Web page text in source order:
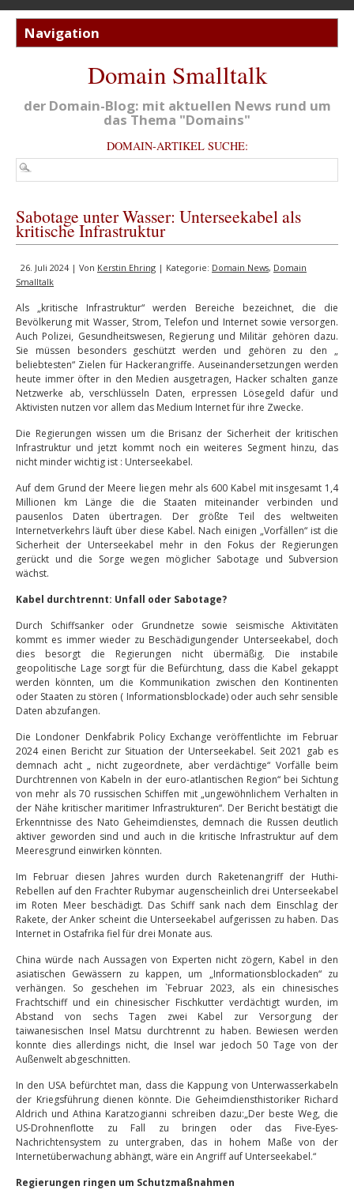
Domain Smalltalk
der Domain-Blog: mit aktuellen News rund um
das Thema "Domains"
DOMAIN-ARTIKEL SUCHE:
Sabotage unter Wasser: Unterseekabel als
kritische Infrastruktur
26. Juli 2024 | Von Kerstin Ehring | Kategorie: Domain News, Domain
Smalltalk
Als „kritische Infrastruktur“ werden Bereiche bezeichnet, die die
Bevölkerung mit Wasser, Strom, Telefon und Internet sowie versorgen.
Auch Polizei, Gesundheitswesen, Regierung und Militär gehören dazu.
Sie müssen besonders geschützt werden und gehören zu den „
beliebtesten“ Zielen für Hackerangriffe. Auseinandersetzungen werden
heute immer öfter in den Medien ausgetragen, Hacker schalten ganze
Netzwerke ab, verschlüsseln Daten, erpressen Lösegeld dafür und
Aktivisten nutzen vor allem das Medium Internet für ihre Zwecke.
Die Regierungen wissen um die Brisanz der Sicherheit der kritischen
Infrastruktur und jetzt kommt noch ein weiteres Segment hinzu, das
nicht minder wichtig ist : Unterseekabel.
Auf dem Grund der Meere liegen mehr als 600 Kabel mit insgesamt 1,4
Millionen km Länge die die Staaten miteinander verbinden und
pausenlos Daten übertragen. Der größte Teil des weltweiten
Internetverkehrs läuft über diese Kabel. Nach einigen „Vorfällen“ ist die
Sicherheit der Unterseekabel mehr in den Fokus der Regierungen
gerückt und die Sorge wegen möglicher Sabotage und Subversion
wächst.
Kabel durchtrennt: Unfall oder Sabotage?
Durch Schiffsanker oder Grundnetze sowie seismische Aktivitäten
kommt es immer wieder zu Beschädigungender Unterseekabel, doch
dies besorgt die Regierungen nicht übermäßig. Die instabile
geopolitische Lage sorgt für die Befürchtung, dass die Kabel gekappt
werden könnten, um die Kommunikation zwischen den Kontinenten
oder Staaten zu stören ( Informationsblockade) oder auch sehr sensible
Daten abzufangen.
Die Londoner Denkfabrik Policy Exchange veröffentlichte im Februar
2024 einen Bericht zur Situation der Unterseekabel. Seit 2021 gab es
demnach acht „ nicht zugeordnete, aber verdächtige“ Vorfälle beim
Durchtrennen von Kabeln in der euro-atlantischen Region“ bei Sichtung
von mehr als 70 russischen Schiffen mit „ungewöhnlichem Verhalten in
der Nähe kritischer maritimer Infrastrukturen“. Der Bericht bestätigt die
Erkenntnisse des Nato Geheimdienstes, demnach die Russen deutlich
aktiver geworden sind und auch in die kritische Infrastruktur auf dem
Meeresgrund einwirken könnten.
Im Februar diesen Jahres wurden durch Raketenangriff der Huthi-
Rebellen auf den Frachter Rubymar augenscheinlich drei Unterseekabel
im Roten Meer beschädigt. Das Schiff sank nach dem Einschlag der
Rakete, der Anker scheint die Unterseekabel aufgerissen zu haben. Das
Internet in Ostafrika fiel für drei Monate aus.
China würde nach Aussagen von Experten nicht zögern, Kabel in den
asiatischen Gewässern zu kappen, um „Informationsblockaden“ zu
verhängen. So geschehen im `Februar 2023, als ein chinesisches
Frachtschiff und ein chinesischer Fischkutter verdächtigt wurden, im
Abstand von sechs Tagen zwei Kabel zur Versorgung der
taiwanesischen Insel Matsu durchtrennt zu haben. Bewiesen werden
konnte dies allerdings nicht, die Insel war jedoch 50 Tage von der
Außenwelt abgeschnitten.
In den USA befürchtet man, dass die Kappung von Unterwasserkabeln
der Kriegsführung dienen könnte. Die Geheimdiensthistoriker Richard
Aldrich und Athina Karatzogianni schreiben dazu:„Der beste Weg, die
US-Drohnenflotte zu Fall zu bringen oder das Five-Eyes-
Nachrichtensystem zu untergraben, das in hohem Maße von der
Internetüberwachung abhängt, wäre ein Angriff auf Unterseekabel.“
Regierungen ringen um Schutzmaßnahmen